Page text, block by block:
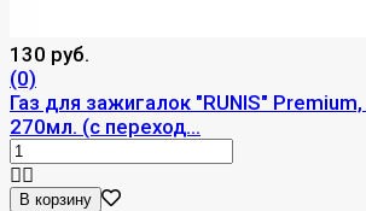
130 руб.
(0)
Газ для зажигалок "RUNIS"
270мл. (с переход...
В корзину